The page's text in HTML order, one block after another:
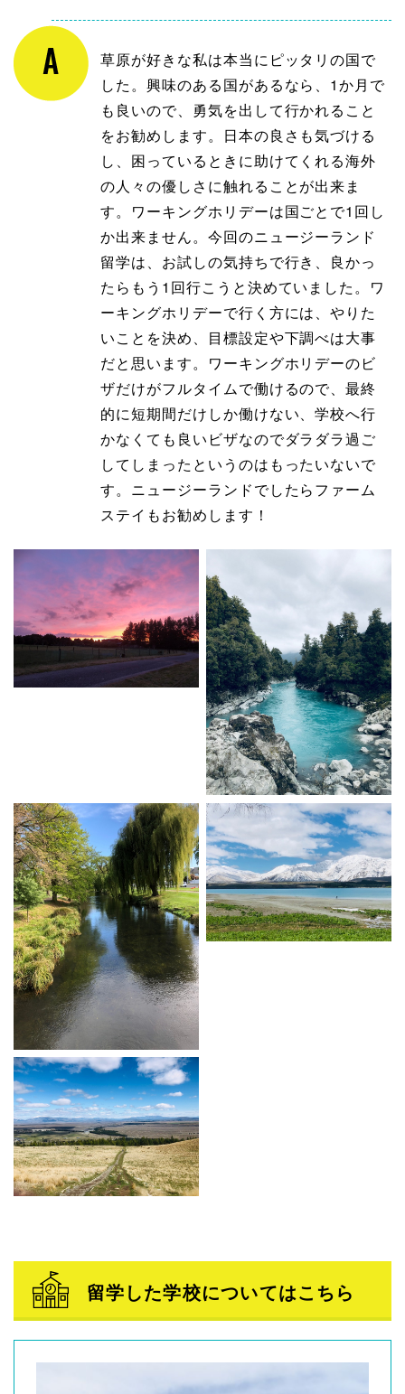
草原が好きな私は本当にピッタリの国で
した。興味のある国があるなら、1か月で
も良いので、勇気を出して行かれること
をお勧めします。日本の良さも気づける
し、困っているときに助けてくれる海外
の人々の優しさに触れることが出来ま
す。ワーキングホリデーは国ごとで1回し
か出来ません。今回のニュージーランド
留学は、お試しの気持ちで行き、良かっ
たらもう1回行こうと決めていました。ワ
ーキングホリデーで行く方には、やりた
いことを決め、目標設定や下調べは大事
だと思います。ワーキングホリデーのビ
ザだけがフルタイムで働けるので、最終
的に短期間だけしか働けない、学校へ行
かなくても良いビザなのでダラダラ過ご
してしまったというのはもったいないで
す。ニュージーランドでしたらファーム
ステイもお勧めします！
留学した学校についてはこちら